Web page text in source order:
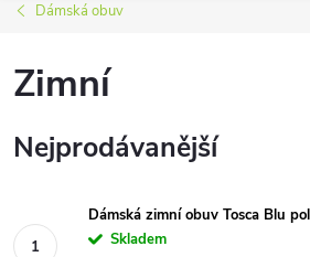
Dámská obuv
Zimní
Nejprodávanější
Dámská zimní obuv Tosca Blu
Skladem